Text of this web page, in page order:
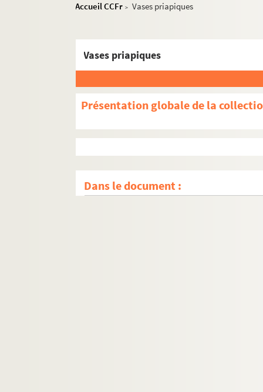
Accueil CCFr > Vases priapiques
Vases priapiques
Présentation globale de la
Dans le document :